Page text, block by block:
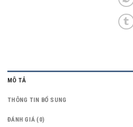
MÔ TẢ
THÔNG TIN BỔ SUNG
ĐÁNH GIÁ (0)